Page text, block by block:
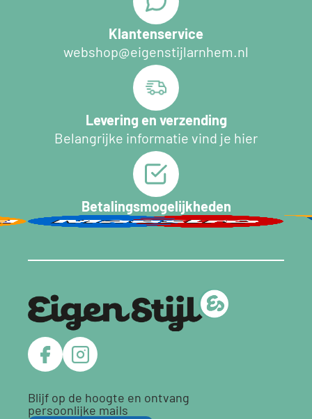
Klantenservice
webshop@eigenstijlarnhem.nl
Levering en verzending
Belangrijke informatie vind je hier
Betalingsmogelijkheden
Blijf op de hoogte en ontvang
persoonlijke mails